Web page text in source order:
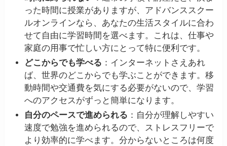
った時間に授業がありますが、アドバンススクー
ルオンラインなら、あなたの生活スタイルに合わ
せて自由に学習時間を選べます。これは、仕事や
家庭の用事で忙しい方にとって特に便利です。
どこからでも学べる ：インターネットさえあれ
ば、世界のどこからでも学ぶことができます。移
動時間や交通費を気にする必要がないので、学習
へのアクセスがずっと簡単になります。
自分のペースで進められる ：自分が理解しやすい
速度で勉強を進められるので、ストレスフリーで
より効率的に学べます。分からないところは何度